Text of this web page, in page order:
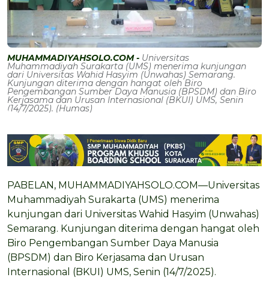
MUHAMMADIYAHSOLO.COM - Universitas
Muhammadiyah Surakarta (UMS) menerima kunjungan
dari Universitas Wahid Hasyim (Unwahas) Semarang.
Kunjungan diterima dengan hangat oleh Biro
Pengembangan Sumber Daya Manusia (BPSDM) dan Biro
Kerjasama dan Urusan Internasional (BKUI) UMS, Senin
(14/7/2025). (Humas)
PABELAN, MUHAMMADIYAHSOLO.COM—Universitas
Muhammadiyah Surakarta (UMS) menerima
kunjungan dari Universitas Wahid Hasyim (Unwahas)
Semarang. Kunjungan diterima dengan hangat oleh
Biro Pengembangan Sumber Daya Manusia
(BPSDM) dan Biro Kerjasama dan Urusan
Internasional (BKUI) UMS, Senin (14/7/2025).